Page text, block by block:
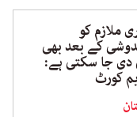
ملازم کو
کے بعد بھی
دی جا سکتی ہے:
کورٹ